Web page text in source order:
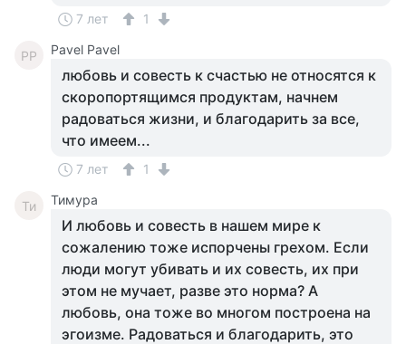
7 лет 1
PP Pavel Pavel
любовь и совесть к счастью не относятся к
скоропортящимся продуктам, начнем
радоваться жизни, и благодарить за все,
что имеем...
7 лет 1
Ти Тимура
И любовь и совесть в нашем мире к
сожалению тоже испорчены грехом. Если
люди могут убивать и их совесть, их при
этом не мучает, разве это норма? А
любовь, она тоже во многом построена на
эгоизме. Радоваться и благодарить, это